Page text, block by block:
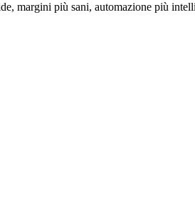
margini più sani, automazione più